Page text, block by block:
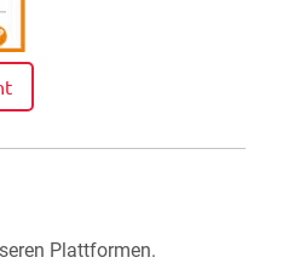
Plattformen.